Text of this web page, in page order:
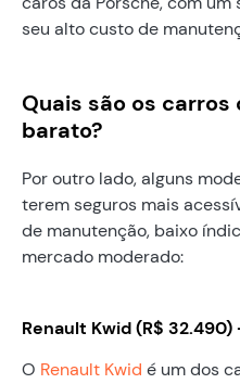
seu alto custo de
Quais são os carros
barato?
Por outro lado, alguns
terem seguros mais
de manutenção, baixo
mercado moderado:
Renault Kwid (R$ 32.490)
O Renault Kwid é um dos